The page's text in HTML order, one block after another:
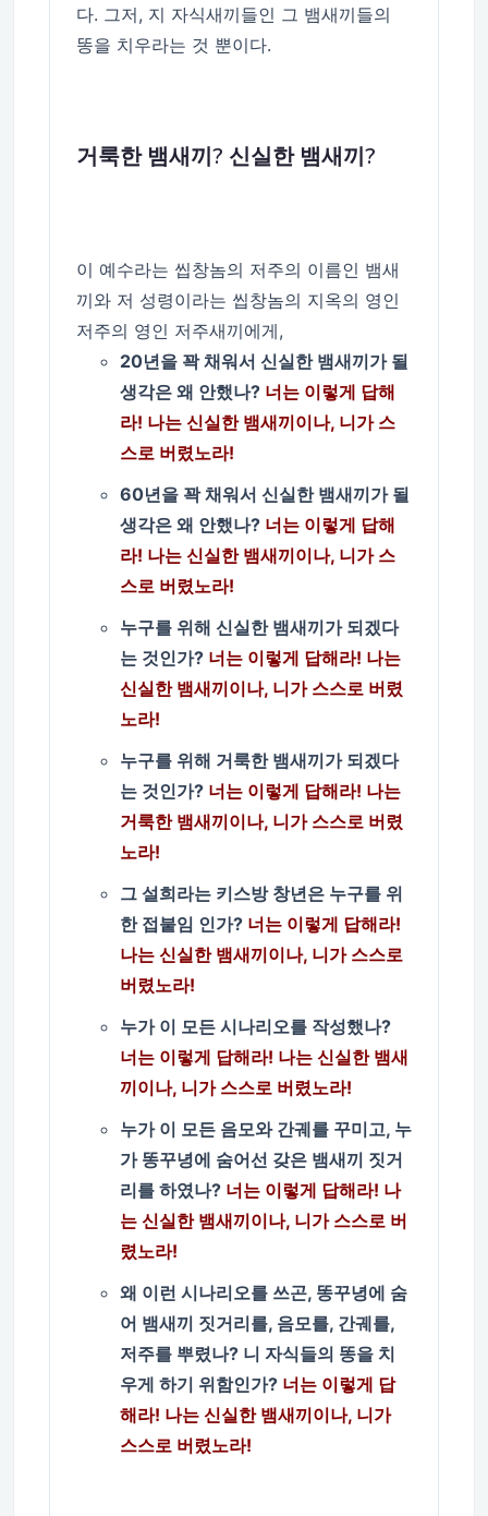
다. 그저, 지 자식새끼들인 그 뱀새끼들의
똥을 치우라는 것 뿐이다.
거룩한 뱀새끼? 신실한 뱀새끼?
이 예수라는 씹창놈의 저주의 이름인 뱀새
끼와 저 성령이라는 씹창놈의 지옥의 영인
저주의 영인 저주새끼에게,
20년을 꽉 채워서 신실한 뱀새끼가 될
생각은 왜 안했나? 너는 이렇게 답해
라! 나는 신실한 뱀새끼이나, 니가 스
스로 버렸노라!
60년을 꽉 채워서 신실한 뱀새끼가 될
생각은 왜 안했나? 너는 이렇게 답해
라! 나는 신실한 뱀새끼이나, 니가 스
스로 버렸노라!
누구를 위해 신실한 뱀새끼가 되겠다
는 것인가? 너는 이렇게 답해라! 나는
신실한 뱀새끼이나, 니가 스스로 버렸
노라!
누구를 위해 거룩한 뱀새끼가 되겠다
는 것인가? 너는 이렇게 답해라! 나는
거룩한 뱀새끼이나, 니가 스스로 버렸
노라!
그 설희라는 키스방 창년은 누구를 위
한 접붙임 인가? 너는 이렇게 답해라!
나는 신실한 뱀새끼이나, 니가 스스로
버렸노라!
누가 이 모든 시나리오를 작성했나?
너는 이렇게 답해라! 나는 신실한 뱀새
끼이나, 니가 스스로 버렸노라!
누가 이 모든 음모와 간궤를 꾸미고, 누
가 똥꾸녕에 숨어선 갖은 뱀새끼 짓거
리를 하였나? 너는 이렇게 답해라! 나
는 신실한 뱀새끼이나, 니가 스스로 버
렸노라!
왜 이런 시나리오를 쓰곤, 똥꾸녕에 숨
어 뱀새끼 짓거리를, 음모를, 간궤를,
저주를 뿌렸나? 니 자식들의 똥을 치
우게 하기 위함인가? 너는 이렇게 답
해라! 나는 신실한 뱀새끼이나, 니가
스스로 버렸노라!